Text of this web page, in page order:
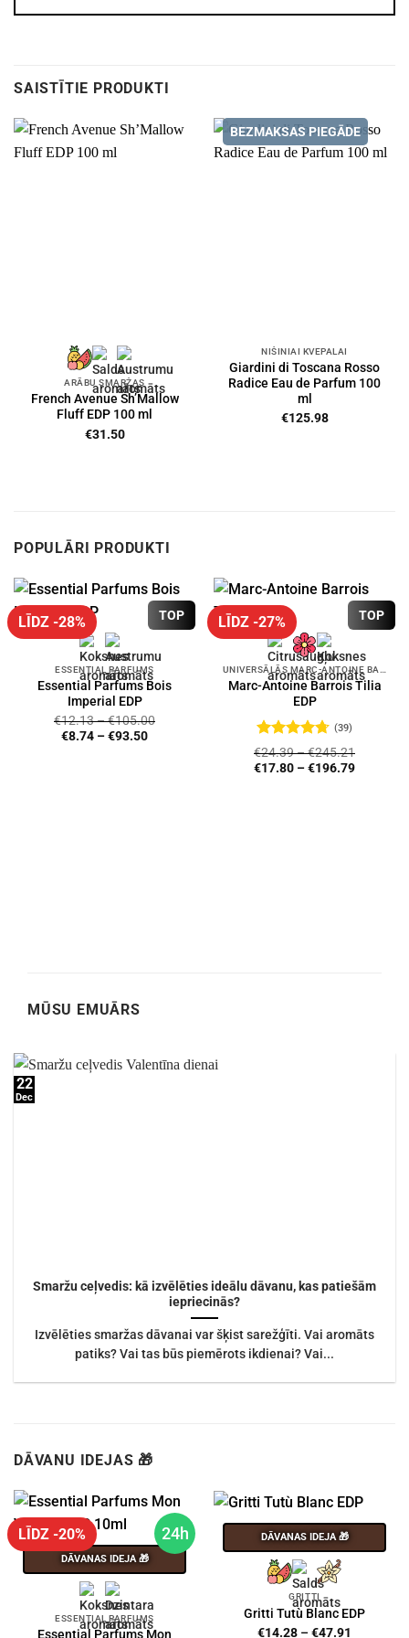
SAISTĪTIE PRODUKTI
ARĀBU SMARŽAS
French Avenue Sh’Mallow
Fluff EDP 100 ml
€31.50
BEZMAKSAS PIEGĀDE
NIŠINIAI KVEPALAI
Giardini di Toscana Rosso
Radice Eau de Parfum 100
ml
€125.98
POPULĀRI PRODUKTI
TOP
LĪDZ -28%
ESSENTIAL PARFUMS
Essential Parfums Bois
Imperial EDP
€12.13–€105.00
€8.74 –€93.50
TOP
LĪDZ -27%
UNIVERSĀLĀS MARC-ANTOINE BARROIS SMARŽAS
Marc-Antoine Barrois Tilia
EDP
Novērtēts
ar4.72
no
(39)
€24.39–€245.21
€17.80 –€196.79
MŪSU EMUĀRS
Smaržu ceļvedis: kā izvēlēties ideālu dāvanu, kas patiešām
iepriecinās?
Izvēlēties smaržas dāvanai var šķist sarežģīti. Vai aromāts
patiks? Vai tas būs piemērots ikdienai? Vai...
22
Dec
DĀVANU IDEJAS 🎁
24h
LĪDZ -20%
DĀVANAS IDEJA 🎁
ESSENTIAL PARFUMS
Essential Parfums Mon
DĀVANAS IDEJA 🎁
GRITTI
Gritti Tutù Blanc EDP
€14.28 – €47.91